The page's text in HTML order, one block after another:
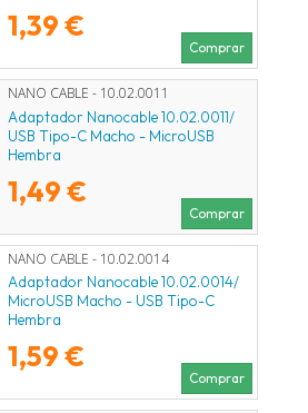
1,39 €
Comprar
NANO CABLE - 10.02.0011
Adaptador Nanocable 10.02.0011/
USB Tipo-C Macho - MicroUSB
Hembra
1,49 €
Comprar
NANO CABLE - 10.02.0014
Adaptador Nanocable 10.02.0014/
MicroUSB Macho - USB Tipo-C
Hembra
1,59 €
Comprar